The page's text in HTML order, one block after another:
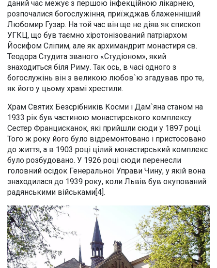
даний час межує з першою інфекційною лікарнею,
розпочалися богослужіння, приїжджав блаженніший
Любомир Гузар. На той час він ще не діяв як єпископ
УГКЦ, що був таємно хіротонізований патріархом
Йосифом Сліпим, але як архимандрит монастиря св.
Теодора Студита званого «Студіоном», який
знаходиться біля Риму. Так ось, в часі одного з
богослужінь він з великою любов`ю згадував про те,
як його у цьому храмі хрестили.
Храм Святих Безсрібників Косми і Дам`яна станом на
1933 рік був частиною монастирського комплексу
Сестер Францисканок, які прийшли сюди у 1897 році.
Того ж року його було відремонтовано і пристосовано
до життя, а в 1903 році цілий монастирський комплекс
було розбудовано. У 1926 році сюди перенесли
головний осідок Генеральної Управи Чину, у якій вона
знаходилася до 1939 року, коли Львів був окупований
радянськими військами[4].